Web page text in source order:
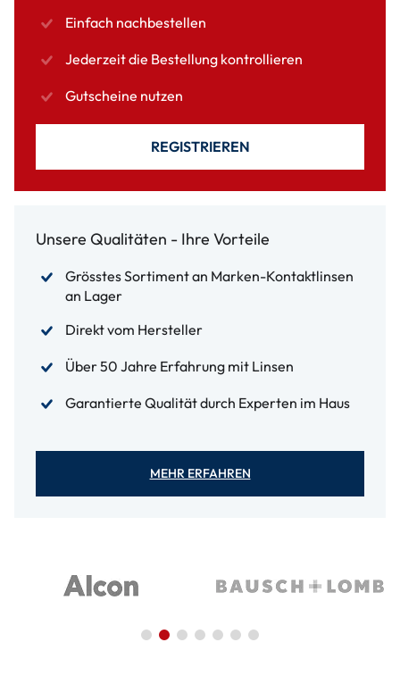
Einfach nachbestellen
Jederzeit die Bestellung kontrollieren
Gutscheine nutzen
REGISTRIEREN
Unsere Qualitäten - Ihre Vorteile
Grösstes Sortiment an Marken-Kontaktlinsen
an Lager
Direkt vom Hersteller
Über 50 Jahre Erfahrung mit Linsen
Garantierte Qualität durch Experten im Haus
MEHR ERFAHREN